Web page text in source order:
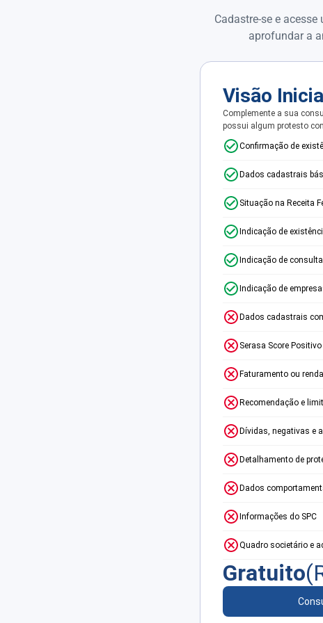
Cadastre-se e
aprofundar a
Visão
Complemente a sua
possui algum protesto
Confirmação de
Dados cadastrais
Situação na Receita
Indicação de
Indicação de
Indicação de
Dados cadastrais
Serasa Score Positivo
Faturamento ou
Recomendação e
Dívidas, negativas e
Detalhamento de
Dados
Informações do SPC
Quadro societário e
Gratuito